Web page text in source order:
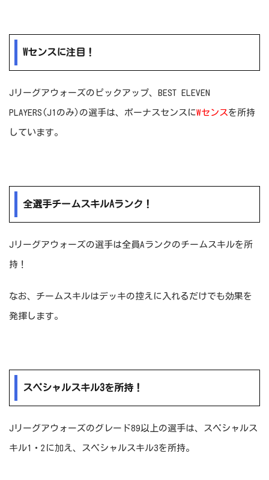
Wセンスに注目！
Jリーグアウォーズのピックアップ、BEST ELEVEN
PLAYERS(J1のみ)の選手は、ボーナスセンスにWセンスを所持
しています。
全選手チームスキルAランク！
Jリーグアウォーズの選手は全員Aランクのチームスキルを所
持！
なお、チームスキルはデッキの控えに入れるだけでも効果を
発揮します。
スペシャルスキル3を所持！
Jリーグアウォーズのグレード89以上の選手は、スペシャルス
キル1・2に加え、スペシャルスキル3を所持。